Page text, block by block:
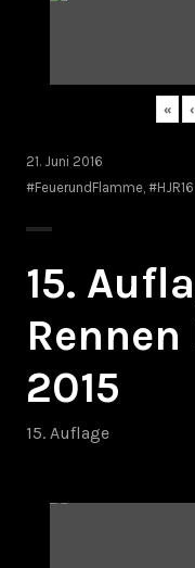
« ‹
21. Juni 2016
#FeuerundFlamme #HJR16
15.
2015
15. Auflage